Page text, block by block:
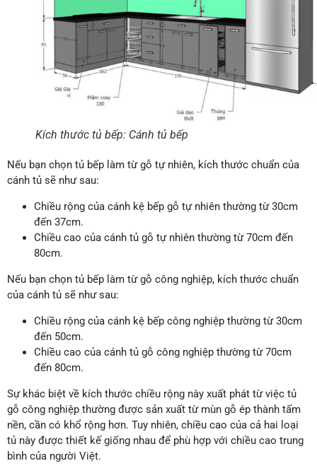
Kích thước tủ bếp: Cánh tủ bếp
Nếu bạn chọn tủ bếp làm từ gỗ tự nhiên, kích thước chuẩn của
cánh tủ sẽ như sau:
Chiều rộng của cánh kệ bếp gỗ tự nhiên thường từ 30cm
đến 37cm.
Chiều cao của cánh tủ gỗ tự nhiên thường từ 70cm đến
80cm.
Nếu bạn chọn tủ bếp làm từ gỗ công nghiệp, kích thước chuẩn
của cánh tủ sẽ như sau:
Chiều rộng của cánh kệ bếp công nghiệp thường từ 30cm
đến 50cm.
Chiều cao của cánh tủ gỗ công nghiệp thường từ 70cm
đến 80cm.
Sự khác biệt về kích thước chiều rộng này xuất phát từ việc tủ
gỗ công nghiệp thường được sản xuất từ mùn gỗ ép thành tấm
nền, cần có khổ rộng hơn. Tuy nhiên, chiều cao của cả hai loại
tủ này được thiết kế giống nhau để phù hợp với chiều cao trung
bình của người Việt.